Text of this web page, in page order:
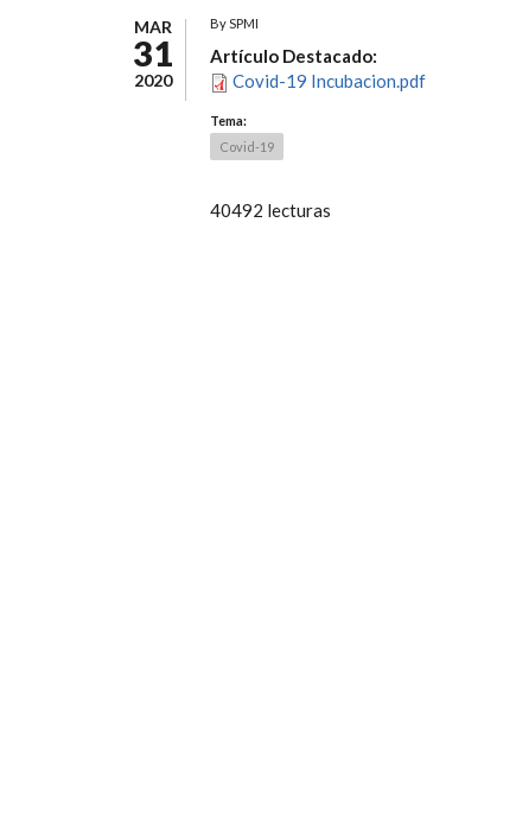
MAR
31
2020
BySPMI
Artículo Destacado:
Covid-19 Incubacion.pdf
Tema:
Covid-19
40492 lecturas